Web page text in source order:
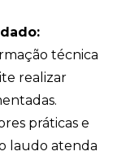
técnica
realizar
práticas e
laudo atenda